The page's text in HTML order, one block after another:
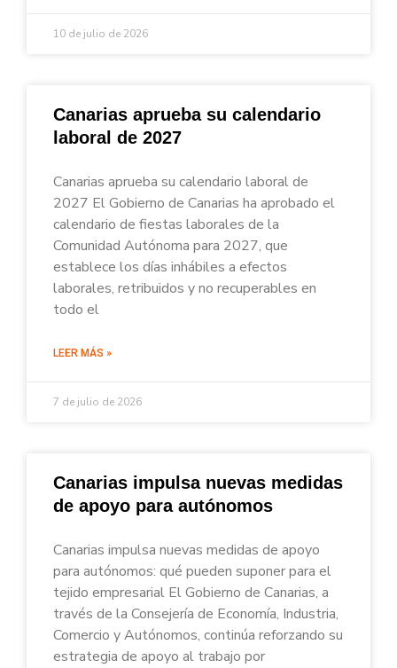
10 de julio de 2026
Canarias aprueba su calendario
laboral de 2027
Canarias aprueba su calendario laboral de
2027 El Gobierno de Canarias ha aprobado el
calendario de fiestas laborales de la
Comunidad Autónoma para 2027, que
establece los días inhábiles a efectos
laborales, retribuidos y no recuperables en
todo el
LEER MÁS »
7 de julio de 2026
Canarias impulsa nuevas medidas
de apoyo para autónomos
Canarias impulsa nuevas medidas de apoyo
para autónomos: qué pueden suponer para el
tejido empresarial El Gobierno de Canarias, a
través de la Consejería de Economía, Industria,
Comercio y Autónomos, continúa reforzando su
estrategia de apoyo al trabajo por